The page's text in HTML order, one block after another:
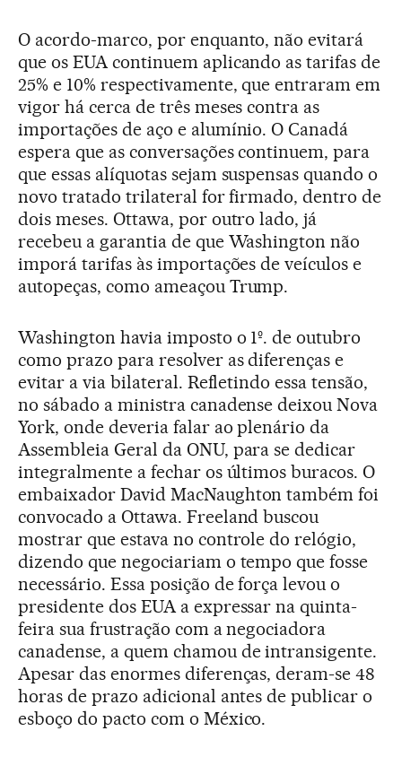
O acordo-marco, por enquanto, não evitará
que os EUA continuem aplicando as tarifas de
25% e 10% respectivamente, que entraram em
vigor há cerca de três meses contra as
importações de aço e alumínio. O Canadá
espera que as conversações continuem, para
que essas alíquotas sejam suspensas quando o
novo tratado trilateral for firmado, dentro de
dois meses. Ottawa, por outro lado, já
recebeu a garantia de que Washington não
imporá tarifas às importações de veículos e
autopeças, como ameaçou Trump.
Washington havia imposto o 1º. de outubro
como prazo para resolver as diferenças e
evitar a via bilateral. Refletindo essa tensão,
no sábado a ministra canadense deixou Nova
York, onde deveria falar ao plenário da
Assembleia Geral da ONU, para se dedicar
integralmente a fechar os últimos buracos. O
embaixador David MacNaughton também foi
convocado a Ottawa. Freeland buscou
mostrar que estava no controle do relógio,
dizendo que negociariam o tempo que fosse
necessário. Essa posição de força levou o
presidente dos EUA a expressar na quinta-
feira sua frustração com a negociadora
canadense, a quem chamou de intransigente.
Apesar das enormes diferenças, deram-se 48
horas de prazo adicional antes de publicar o
esboço do pacto com o México.